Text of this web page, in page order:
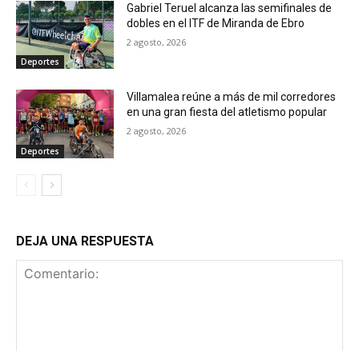
Deportes
Gabriel Teruel alcanza las semifinales de
dobles en el ITF de Miranda de Ebro
2 agosto, 2026
Deportes
Villamalea reúne a más de mil corredores
en una gran fiesta del atletismo popular
2 agosto, 2026
DEJA UNA RESPUESTA